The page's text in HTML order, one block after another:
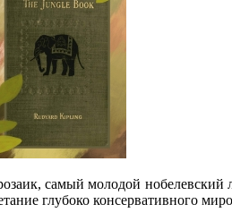
самый молодой нобелевский
глубоко консервативного